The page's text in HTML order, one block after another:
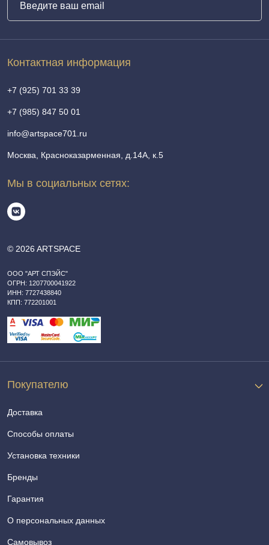
© 2026 ARTSPACE
ООО "АРТ СПЭЙС"
ОГРН: 1207700041922
ИНН: 7727438840
КПП: 772201001
Покупателю
Доставка
Способы оплаты
Установка техники
Бренды
Гарантия
О персональных данных
Самовывоз
Контактная информация
+7 (925) 701 33 39
+7 (985) 847 50 01
info@artspace701.ru
Москва, Красноказарменная, д.14А, к.5
Мы в социальных сетях: